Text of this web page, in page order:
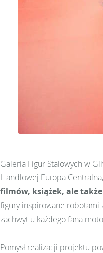
Galeria Figur Stalowych w
Handlowej Europa
filmów, książek, ale
figury inspirowane robotami
zachwyt u każdego fana
Pomysł realizacji projektu